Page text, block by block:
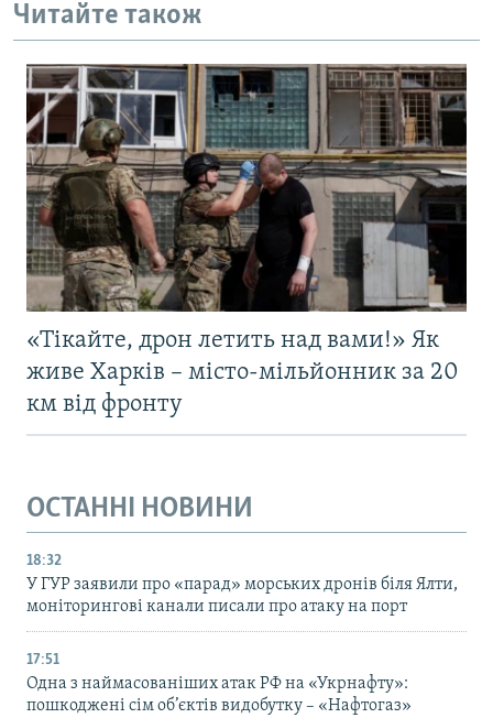
Читайте також
«Тікайте, дрон летить над вами!» Як
живе Харків – місто-мільйонник за 20
км від фронту
ОСТАННІ НОВИНИ
18:32
У ГУР заявили про «парад» морських дронів біля Ялти,
моніторингові канали писали про атаку на порт
17:51
Одна з наймасованіших атак РФ на «Укрнафту»:
пошкоджені сім об’єктів видобутку – «Нафтогаз»